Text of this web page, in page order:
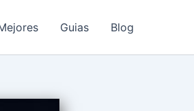
Guias Blog